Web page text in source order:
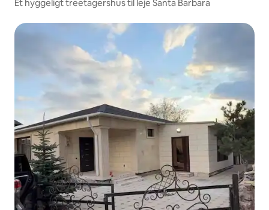
Et hyggeligt treetagershus til leje Santa Barbara